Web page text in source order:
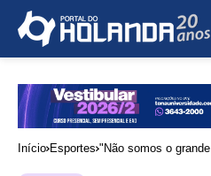
Início Esportes "Não somos o